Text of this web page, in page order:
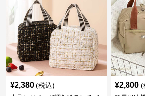
¥2,380 (税込) ¥2,800 (